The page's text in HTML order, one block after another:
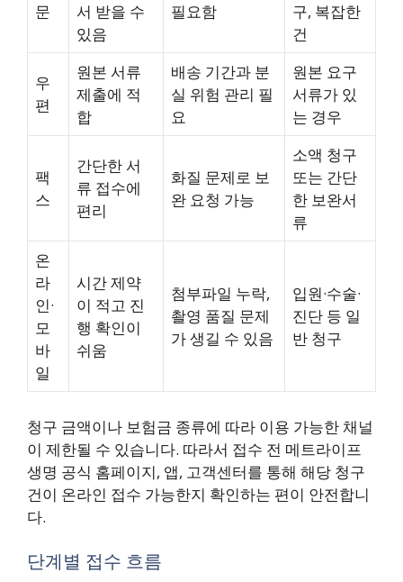
문
서 받을 수
있음
필요함
구, 복잡한
건
우
편
원본 서류
제출에 적
합
배송 기간과 분
실 위험 관리 필
요
원본 요구
서류가 있
는 경우
팩
스
간단한 서
류 접수에
편리
화질 문제로 보
완 요청 가능
소액 청구
또는 간단
한 보완서
류
온
라
인·
모
바
일
시간 제약
이 적고 진
행 확인이
쉬움
첨부파일 누락,
촬영 품질 문제
가 생길 수 있음
입원·수술·
진단 등 일
반 청구
청구 금액이나 보험금 종류에 따라 이용 가능한 채널
이 제한될 수 있습니다. 따라서 접수 전 메트라이프
생명 공식 홈페이지, 앱, 고객센터를 통해 해당 청구
건이 온라인 접수 가능한지 확인하는 편이 안전합니
다.
단계별 접수 흐름